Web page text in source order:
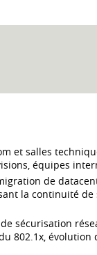
et salles
équipes
de
la continuité
sécurisation
802.1x, évolution